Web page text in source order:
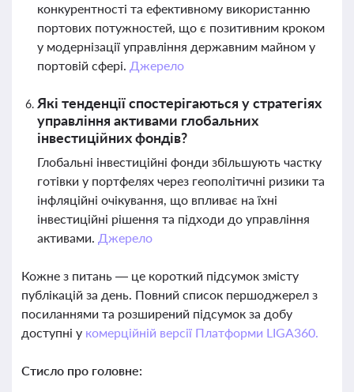
конкурентності та ефективному використанню
портових потужностей, що є позитивним кроком
у модернізації управління державним майном у
портовій сфері. Джерело
Які тенденції спостерігаються у стратегіях
управління активами глобальних
інвестиційних фондів?
Глобальні інвестиційні фонди збільшують частку
готівки у портфелях через геополітичні ризики та
інфляційні очікування, що впливає на їхні
інвестиційні рішення та підходи до управління
активами. Джерело
Кожне з питань — це короткий підсумок змісту
публікацій за день. Повний список першоджерел з
посиланнями та розширений підсумок за добу
доступні у комерційній версії Платформи LIGA360.
Стисло про головне: